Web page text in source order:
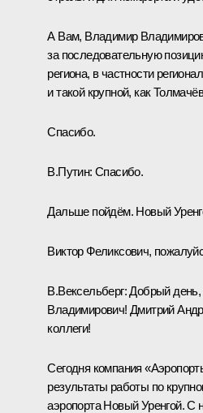
А Вам, Владимир
за последовательную
региона, в частности
и такой крупной, как
Спасибо.
В.Путин: Спасибо.
Дальше пойдём. Новый
Виктор Феликсович,
В.Вексельберг:Добрый
Владимирович! Дмитрий
коллеги!
Сегодня компания
результаты работы по
аэропорта Новый Уренгой. С